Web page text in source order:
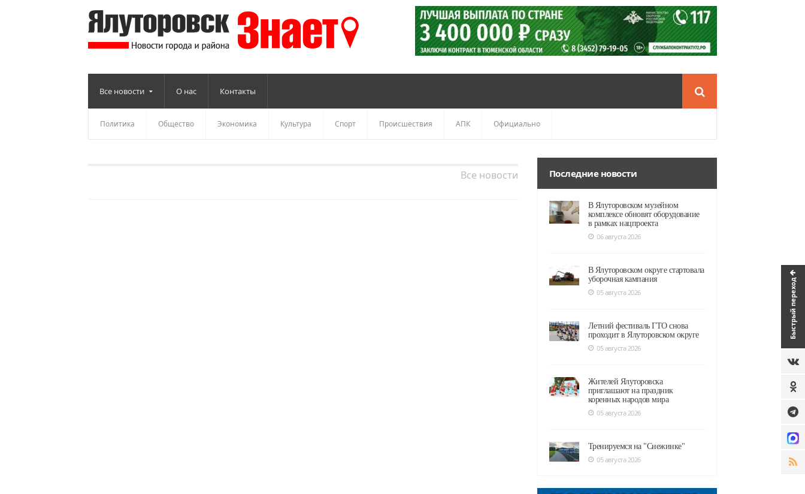
Быстрый переход
Все новости О нас Контакты
Политика Общество Экономика Культура Спорт Происшествия АПК Официально
Все новости Последние новости
В Ялуторовском музейном
комплексе обновят оборудование
в рамках нацпроекта
06 августа 2026
В Ялуторовском округе стартовала
уборочная кампания
05 августа 2026
Летний фестиваль ГТО снова
проходит в Ялуторовском округе
05 августа 2026
Жителей Ялуторовска
приглашают на праздник
коренных народов мира
05 августа 2026
Тренируемся на "Снежинке"
05 августа 2026